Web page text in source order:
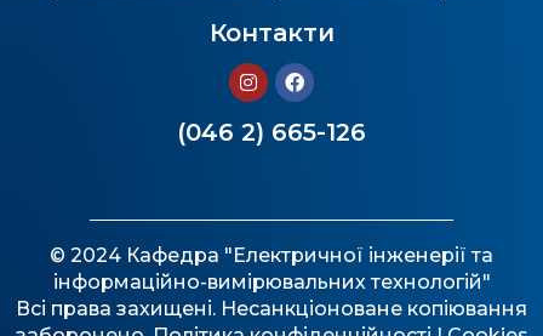
Контакти
(046 2) 665-126
© 2024 Кафедра "Електричної інженерії та
інформаційно-вимірювальних технологій"
Всі права захищені. Несанкціоноване копіювання